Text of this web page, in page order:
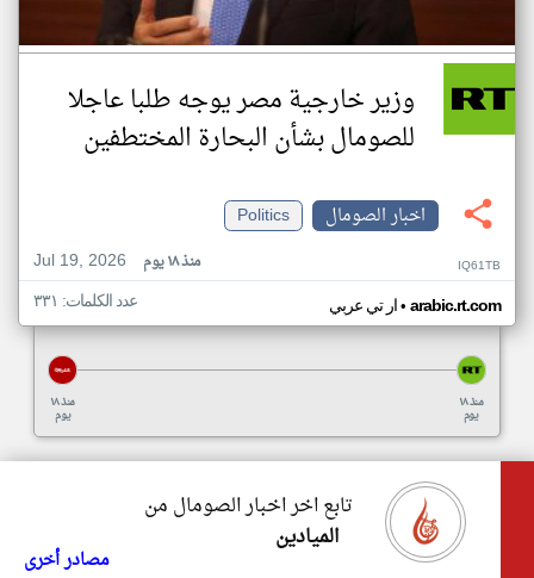
وزير خارجية مصر يوجه طلبا عاجلا
للصومال بشأن البحارة المختطفين
اخبار الصومال
Politics
Jul 19, 2026
منذ ١٨ يوم IQ61TB
ار تي عربي• arabic.rt.com عدد الكلمات: ٣٣١
منذ ١٨
يوم
منذ ١٨
يوم
تابع اخر اخبار الصومال من
الميادين
مصادر أخرى